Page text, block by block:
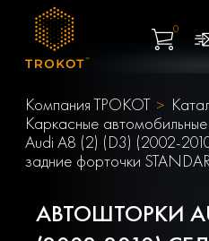
0
Компания ТРОКОТ
Каркасные
Audi A8 (2) (D3) (2002-
задние форточки
АВТОШТОРКИ